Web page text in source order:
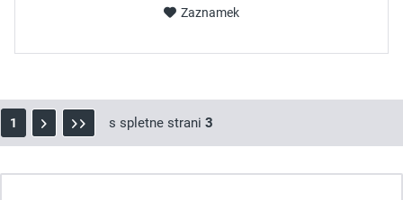
Zaznamek
1 s spletne strani 3